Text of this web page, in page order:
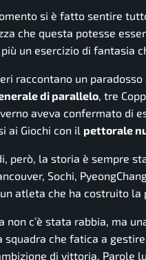
si è fatto sentire
che questa potesse
un esercizio di fantasia
raccontano un
di parallelo , tre
aveva confermato di
ai Giochi con il pettorale
però, la storia è sempre
Sochi,
atleta che ha costruito
non c’è stata rabbia, ma
squadra che fatica a
di vittoria. Parole